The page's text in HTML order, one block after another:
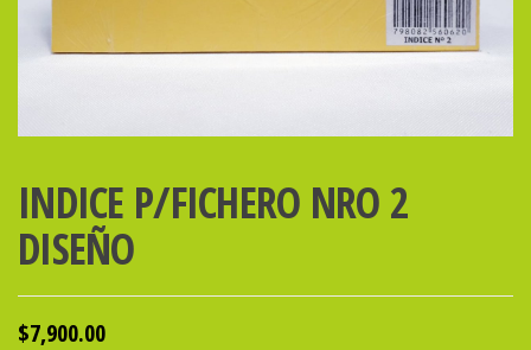
INDICE P/FICHERO NRO 2
DISEÑO
$7,900.00